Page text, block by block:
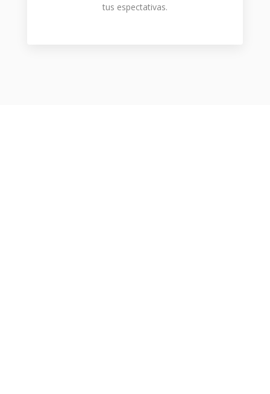
tus espectativas.